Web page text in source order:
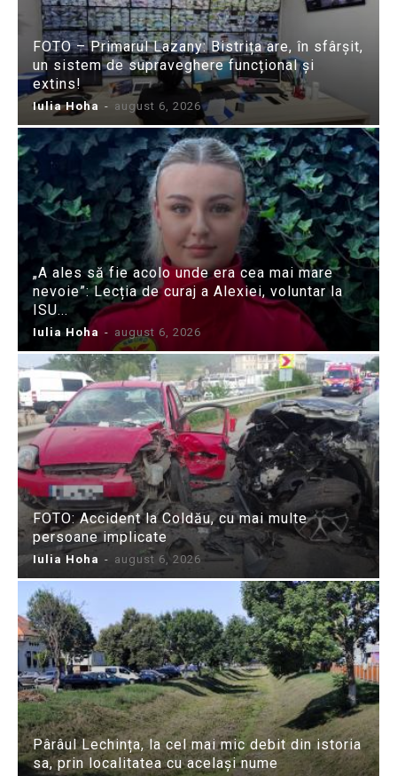
FOTO – Primarul Lazany: Bistrița are, în sfârșit,
un sistem de supraveghere funcțional și
extins!
Iulia Hoha - august 6, 2026
„A ales să fie acolo unde era cea mai mare
nevoie”: Lecția de curaj a Alexiei, voluntar la
ISU...
Iulia Hoha - august 6, 2026
FOTO: Accident la Coldău, cu mai multe
persoane implicate
Iulia Hoha - august 6, 2026
Pârâul Lechința, la cel mai mic debit din istoria
sa, prin localitatea cu același nume